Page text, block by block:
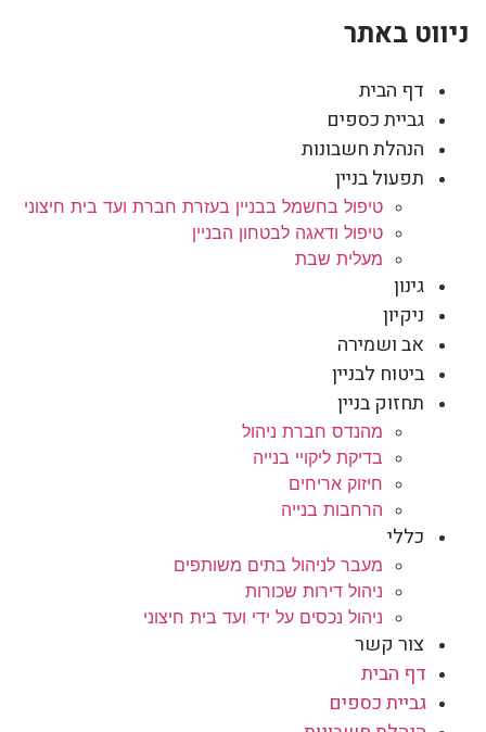
ניווט באתר
דף הבית
גביית כספים
הנהלת חשבונות
תפעול בניין
טיפול בחשמל בבניין בעזרת חברת ועד בית חיצוני
טיפול ודאגה לבטחון הבניין
מעלית שבת
גינון
ניקיון
אב ושמירה
ביטוח לבניין
תחזוק בניין
מהנדס חברת ניהול
בדיקת ליקויי בנייה
חיזוק אריחים
הרחבות בנייה
כללי
מעבר לניהול בתים משותפים
ניהול דירות שכורות
ניהול נכסים על ידי ועד בית חיצוני
צור קשר
דף הבית
גביית כספים